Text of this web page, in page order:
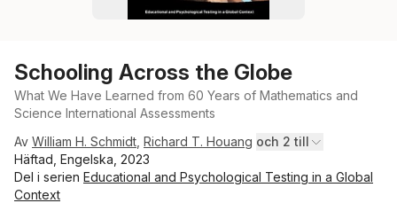
Schooling Across the Globe
What We Have Learned from 60 Years of Mathematics and
Science International Assessments
Av William H. Schmidt Richard T. Houang och 2 till
Häftad, Engelska, 2023
Del i serien Educational and Psychological Testing in a Global
Context